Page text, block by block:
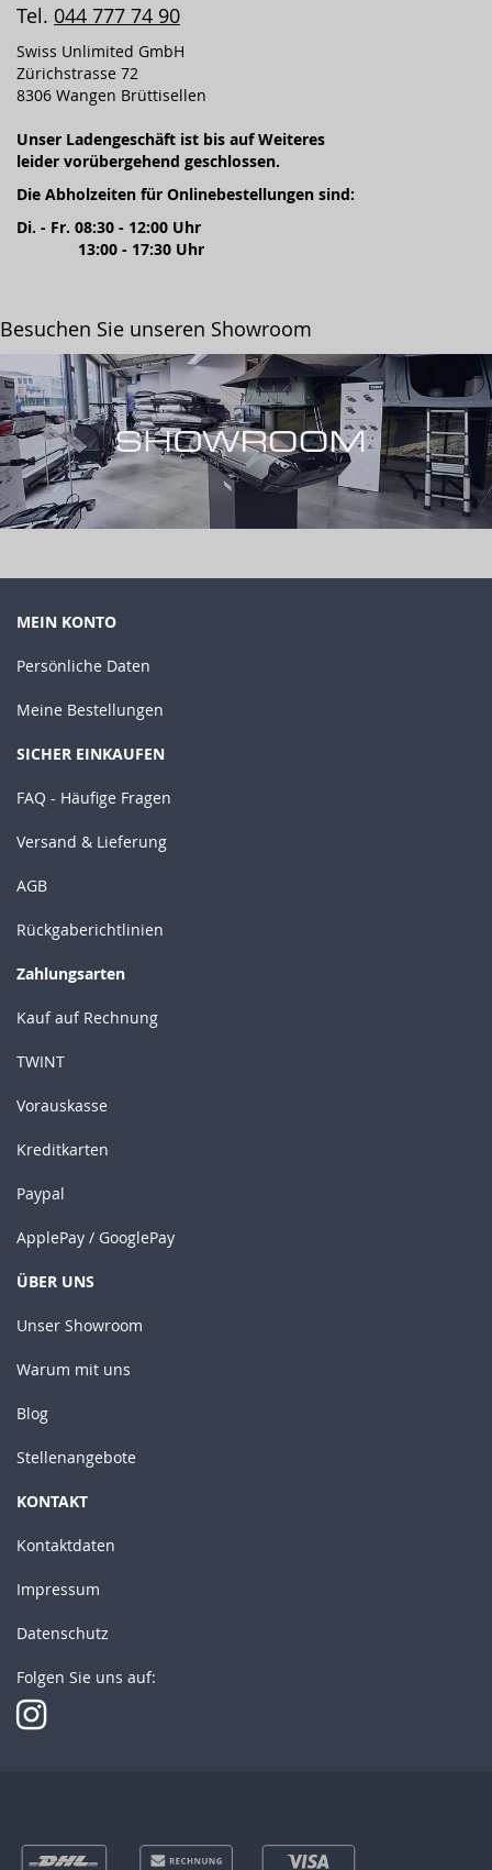
Tel. 044 777 74 90
Swiss Unlimited GmbH
Zürichstrasse 72
8306 Wangen Brüttisellen
Unser Ladengeschäft ist bis auf Weiteres
leider vorübergehend geschlossen.
Die Abholzeiten für Onlinebestellungen sind:
Di. - Fr. 08:30 - 12:00 Uhr
13:00 - 17:30 Uhr
Besuchen Sie unseren Showroom
MEIN KONTO
Persönliche Daten
Meine Bestellungen
SICHER EINKAUFEN
FAQ - Häufige Fragen
Versand & Lieferung
AGB
Rückgaberichtlinien
Zahlungsarten
Kauf auf Rechnung
TWINT
Vorauskasse
Kreditkarten
Paypal
ApplePay / GooglePay
ÜBER UNS
Unser Showroom
Warum mit uns
Blog
Stellenangebote
KONTAKT
Kontaktdaten
Impressum
Datenschutz
Folgen Sie uns auf: